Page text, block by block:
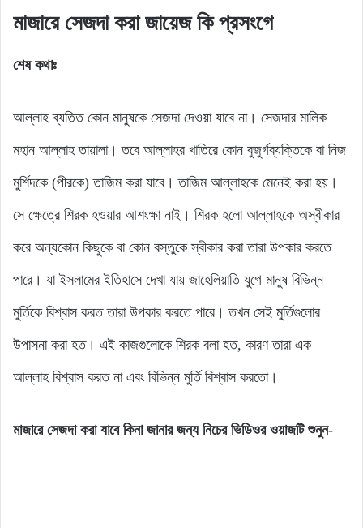
মাজারে সেজদা করা জায়েজ কি প্রসংগে
শেষ কথাঃ
আল্লাহ ব্যতিত কোন মানুষকে সেজদা দেওয়া যাবে না। সেজদার মালিক
মহান আল্লাহ তায়ালা। তবে আল্লাহর খাতিরে কোন বুজুর্গব্যক্তিকে বা নিজ
মুর্শিদকে (পীরকে) তাজিম করা যাবে। তাজিম আল্লাহকে মেনেই করা হয়।
সে ক্ষেত্রে শিরক হওয়ার আশংক্ষা নাই। শিরক হলো আল্লাহকে অস্বীকার
করে অন্যকোন কিছুকে বা কোন বস্তুকে স্বীকার করা তারা উপকার করতে
পারে। যা ইসলামের ইতিহাসে দেখা যায় জাহেলিয়াতি যুগে মানুষ বিভিন্ন
মুর্তিকে বিশ্বাস করত তারা উপকার করতে পারে। তখন সেই মুর্তিগুলোর
উপাসনা করা হত। এই কাজগুলোকে শিরক বলা হত, কারণ তারা এক
আল্লাহ বিশ্বাস করত না এবং বিভিন্ন মুর্তি বিশ্বাস করতো।
মাজারে সেজদা করা যাবে কিনা জানার জন্য নিচের ভিডিওর ওয়াজটি শুনুন-